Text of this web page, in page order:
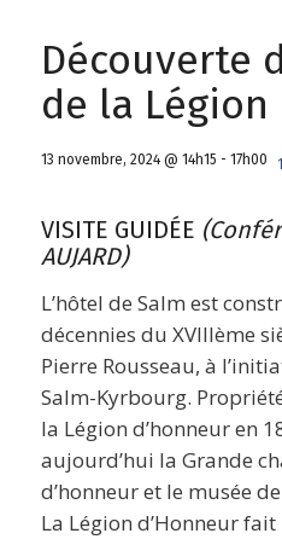
Découverte
de la Légion
13 novembre, 2024 @ 14h15 - 17h00
VISITE GUIDÉE
AUJARD)
L’hôtel de Salm est
décennies du XVIIIème
Pierre Rousseau, à
Salm-Kyrbourg.
la Légion d’honneur en
aujourd’hui la Grande
d’honneur et le musée
La Légion d’Honneur